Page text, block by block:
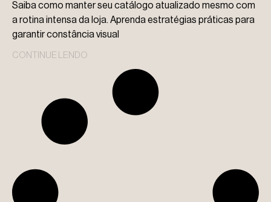
Saiba como manter seu catálogo atualizado mesmo com
a rotina intensa da loja. Aprenda estratégias práticas para
garantir constância visual
CONTINUE LENDO